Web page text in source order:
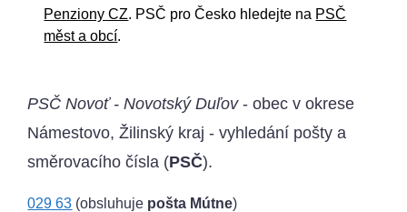
Penziony CZ. PSČ pro Česko hledejte na PSČ
měst a obcí.
PSČ Novoť - Novotský Duľov- obec v okrese
Námestovo, Žilinský kraj - vyhledání pošty a
směrovacího čísla (PSČ).
029 63 (obsluhuje pošta Mútne)